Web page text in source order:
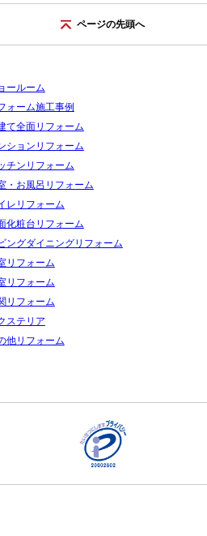
ページの先頭へ
ールーム
ォーム施工事例
て全面リフォーム
ションリフォーム
チンリフォーム
・お風呂リフォーム
レリフォーム
化粧台リフォーム
ングダイニングリフォーム
リフォーム
リフォーム
リフォーム
ステリア
他リフォーム